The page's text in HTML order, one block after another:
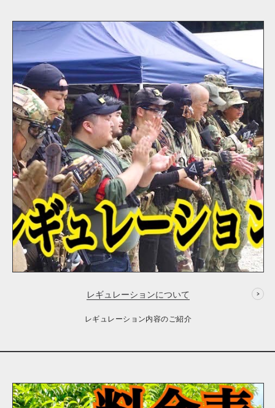
レギュレーションについて
レギュレーション内容のご紹介